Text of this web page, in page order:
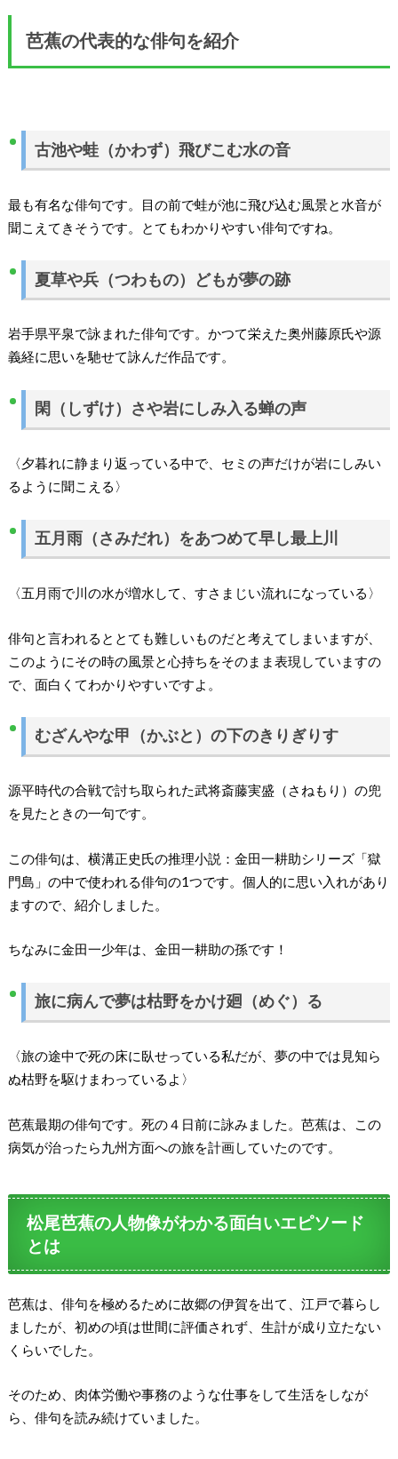
芭蕉の代表的な俳句を紹介
古池や蛙（かわず）飛びこむ水の音
最も有名な俳句です。目の前で蛙が池に飛び込む風景と水音が
聞こえてきそうです。とてもわかりやすい俳句ですね。
夏草や兵（つわもの）どもが夢の跡
岩手県平泉で詠まれた俳句です。かつて栄えた奥州藤原氏や源
義経に思いを馳せて詠んだ作品です。
閑（しずけ）さや岩にしみ入る蝉の声
〈夕暮れに静まり返っている中で、セミの声だけが岩にしみい
るように聞こえる〉
五月雨（さみだれ）をあつめて早し最上川
〈五月雨で川の水が増水して、すさまじい流れになっている〉
俳句と言われるととても難しいものだと考えてしまいますが、
このようにその時の風景と心持ちをそのまま表現していますの
で、面白くてわかりやすいですよ。
むざんやな甲（かぶと）の下のきりぎりす
源平時代の合戦で討ち取られた武将斎藤実盛（さねもり）の兜
を見たときの一句です。
この俳句は、横溝正史氏の推理小説：金田一耕助シリーズ「獄
門島」の中で使われる俳句の1つです。個人的に思い入れがあり
ますので、紹介しました。
ちなみに金田一少年は、金田一耕助の孫です！
旅に病んで夢は枯野をかけ廻（めぐ）る
〈旅の途中で死の床に臥せっている私だが、夢の中では見知ら
ぬ枯野を駆けまわっているよ〉
芭蕉最期の俳句です。死の４日前に詠みました。芭蕉は、この
病気が治ったら九州方面への旅を計画していたのです。
松尾芭蕉の人物像がわかる面白いエピソード
とは
芭蕉は、俳句を極めるために故郷の伊賀を出て、江戸で暮らし
ましたが、初めの頃は世間に評価されず、生計が成り立たない
くらいでした。
そのため、肉体労働や事務のような仕事をして生活をしなが
ら、俳句を読み続けていました。